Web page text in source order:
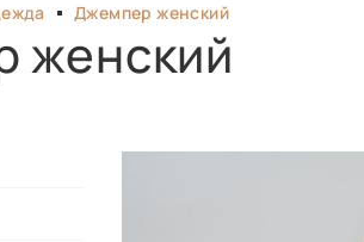
Джемпер женский
женский